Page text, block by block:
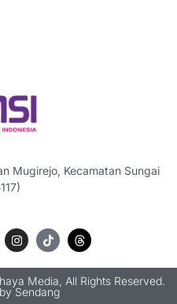
Mugirejo, Kecamatan Sungai
Media, All Rights Reserved.
Sendang